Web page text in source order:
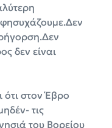
δεν είναι
ότι στον Έβρο
τις
του Βορείου